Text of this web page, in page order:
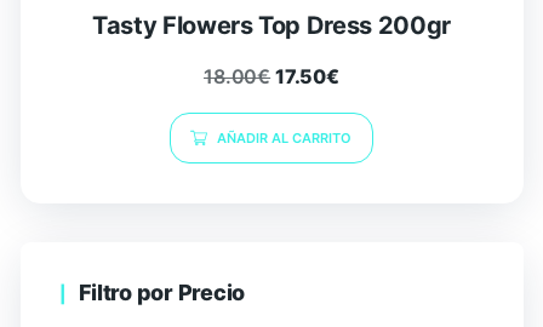
Tasty Flowers Top Dress 200gr
18.00€ 17.50€
AÑADIR AL CARRITO
Filtro por Precio